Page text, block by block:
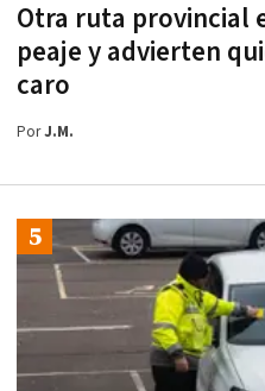
Otra ruta provincial
peaje y advierten
caro
PorJ.M.